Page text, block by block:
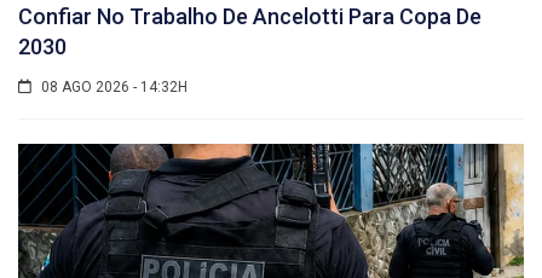
Confiar No Trabalho De Ancelotti Para Copa De
2030
08 AGO 2026 - 14:32H